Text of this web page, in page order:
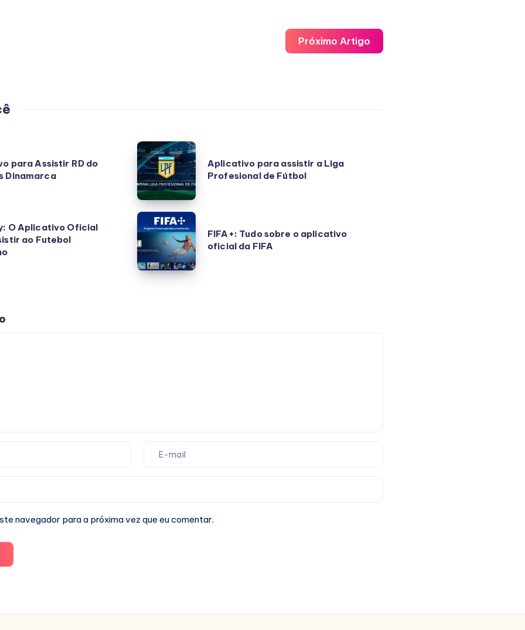
Próximo Artigo
para Assistir RD do
Dinamarca
Aplicativo
para
assistir
a
Liga
Profesional
de
Fútbol
Aplicativo para assistir a Liga
Profesional de Fútbol
O Aplicativo Oficial
ao Futebol
FIFA+:
Tudo
sobre
o
FIFA
FIFA+: Tudo sobre o aplicativo
oficial da FIFA
navegador para a próxima vez que eu comentar.